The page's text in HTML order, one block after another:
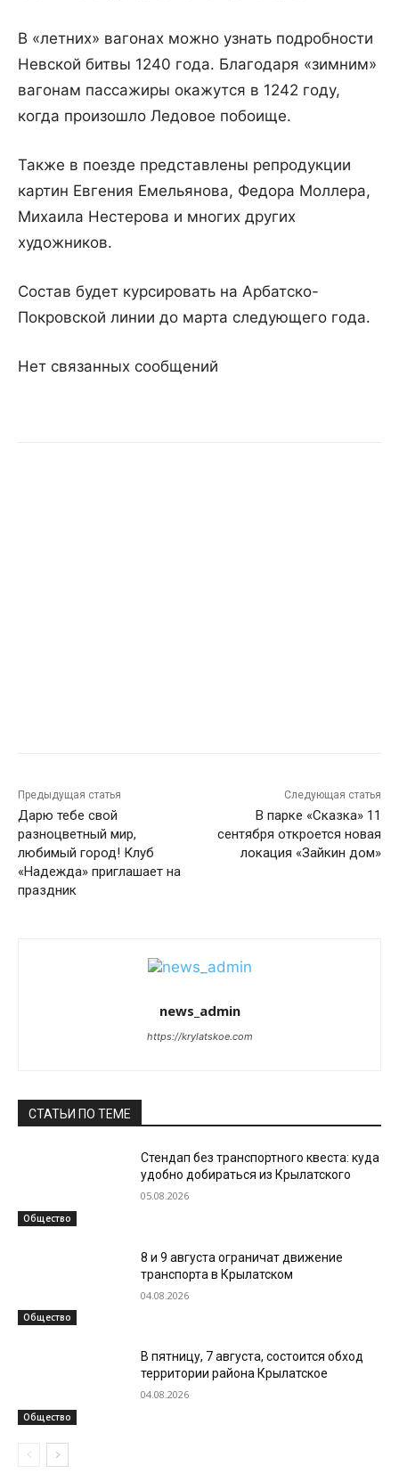
В «летних» вагонах можно узнать подробности
Невской битвы 1240 года. Благодаря «зимним»
вагонам пассажиры окажутся в 1242 году,
когда произошло Ледовое побоище.
Также в поезде представлены репродукции
картин Евгения Емельянова, Федора Моллера,
Михаила Нестерова и многих других
художников.
Состав будет курсировать на Арбатско-
Покровской линии до марта следующего года.
Нет связанных сообщений
Предыдущая статья
Дарю тебе свой
разноцветный мир,
любимый город! Клуб
«Надежда» приглашает на
праздник
Следующая статья
В парке «Сказка» 11
сентября откроется новая
локация «Зайкин дом»
news_admin
https://krylatskoe.com
СТАТЬИ ПО ТЕМЕ
Общество
Стендап без транспортного квеста: куда
удобно добираться из Крылатского
05.08.2026
Общество
8 и 9 августа ограничат движение
транспорта в Крылатском
04.08.2026
Общество
В пятницу, 7 августа, состоится обход
территории района Крылатское
04.08.2026